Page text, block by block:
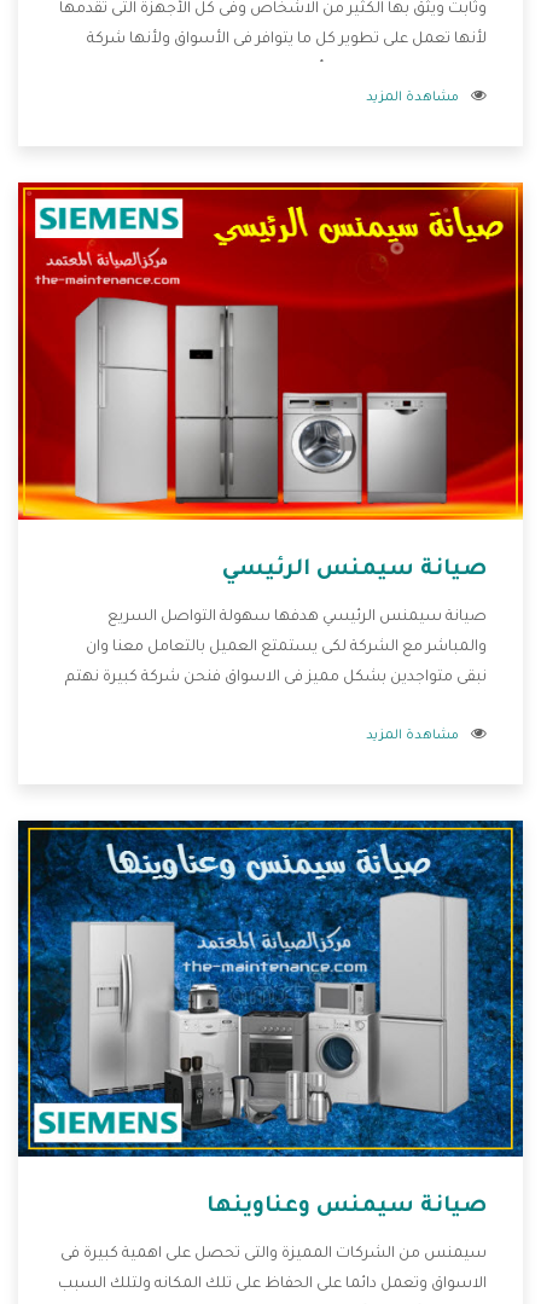
وثابت ويثق بها الكثير من الاشخاص وفى كل الأجهزة التى تقدمها
لأنها تعمل على تطوير كل ما يتوافر فى الأسواق ولأنها شركة
وتقدم للعملاء أقوى العروض والخصومات التى تسهل على
مشاهدة المزيد
صيانة سيمنس الرئيسي
صيانة سيمنس الرئيسي هدفها سهولة التواصل السريع
والمباشر مع الشركة لكى يستمتع العميل بالتعامل معنا وان
نبقى متواجدين بشكل مميز فى الاسواق فنحن شركة كبيرة نهتم
الشركة بها والتى تكون منها خدمة الصيانة التى تكون من أهم
وأقوى الأسعار التى تكون مناسبة لكثير من العملاء
مشاهدة المزيد
صيانة سيمنس وعناوينها
سيمنس من الشركات المميزة والتى تحصل على اهمية كبيرة فى
الاسواق وتعمل دائما على الحفاظ على تلك المكانه ولتلك السبب